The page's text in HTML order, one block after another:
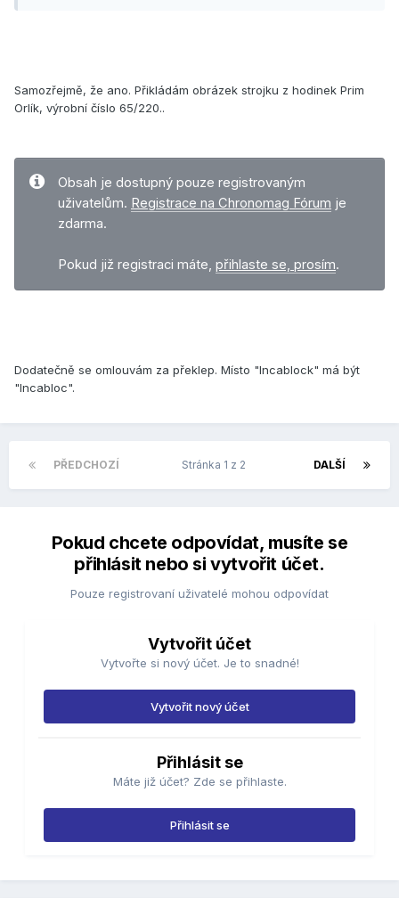
Samozřejmě, že ano. Přikládám obrázek strojku z hodinek Prim
Orlík, výrobní číslo 65/220..
Obsah je dostupný pouze registrovaným
uživatelům. Registrace na Chronomag Fórum je
zdarma.
Pokud již registraci máte, přihlaste se, prosím.
Dodatečně se omlouvám za překlep. Místo "Incablock" má být
"Incabloc".
PŘEDCHOZÍ DALŠÍ
Stránka 1 z 2
Pokud chcete odpovídat, musíte se
přihlásit nebo si vytvořit účet.
Pouze registrovaní uživatelé mohou odpovídat
Vytvořit účet
Vytvořte si nový účet. Je to snadné!
Vytvořit nový účet
Přihlásit se
Máte již účet? Zde se přihlaste.
Přihlásit se